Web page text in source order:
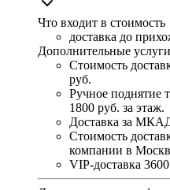
Что входит в стоимость
доставка до
Дополнительные услуги
Стоимость
руб.
Ручное поднятие
1800 руб. за этаж.
Доставка за
Стоимость
компании в
VIP-доставка